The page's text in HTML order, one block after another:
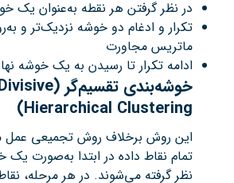
در نظر گرفتن هر نقطه به‌عنوان یک
تکرار و ادغام دو خوشه نزدیک‌تر و
ماتریس مجاورت
ادامه تکرار تا رسیدن به یک خوشه
خوشه‌بندی تقسیم‌گر
Hierarchical Clustering)
این روش برخلاف روش تجمیعی عمل
تمام نقاط داده در ابتدا به‌صورت
نظر گرفته می‌شوند. در هر مرحله،